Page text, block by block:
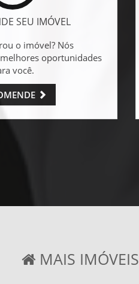
SEU IMÓVEL
o imóvel? Nós
oportunidades
você.
MAIS IMÓVEIS